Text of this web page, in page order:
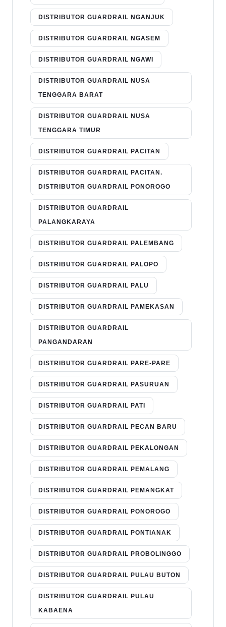
DISTRIBUTOR GUARDRAIL NGANJUK
DISTRIBUTOR GUARDRAIL NGASEM
DISTRIBUTOR GUARDRAIL NGAWI
DISTRIBUTOR GUARDRAIL NUSA
TENGGARA BARAT
DISTRIBUTOR GUARDRAIL NUSA
TENGGARA TIMUR
DISTRIBUTOR GUARDRAIL PACITAN
DISTRIBUTOR GUARDRAIL PACITAN.
DISTRIBUTOR GUARDRAIL PONOROGO
DISTRIBUTOR GUARDRAIL
PALANGKARAYA
DISTRIBUTOR GUARDRAIL PALEMBANG
DISTRIBUTOR GUARDRAIL PALOPO
DISTRIBUTOR GUARDRAIL PALU
DISTRIBUTOR GUARDRAIL PAMEKASAN
DISTRIBUTOR GUARDRAIL
PANGANDARAN
DISTRIBUTOR GUARDRAIL PARE-PARE
DISTRIBUTOR GUARDRAIL PASURUAN
DISTRIBUTOR GUARDRAIL PATI
DISTRIBUTOR GUARDRAIL PECAN BARU
DISTRIBUTOR GUARDRAIL PEKALONGAN
DISTRIBUTOR GUARDRAIL PEMALANG
DISTRIBUTOR GUARDRAIL PEMANGKAT
DISTRIBUTOR GUARDRAIL PONOROGO
DISTRIBUTOR GUARDRAIL PONTIANAK
DISTRIBUTOR GUARDRAIL PROBOLINGGO
DISTRIBUTOR GUARDRAIL PULAU BUTON
DISTRIBUTOR GUARDRAIL PULAU
KABAENA